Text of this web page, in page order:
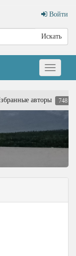
Войти
Искать
Меню
авторы 748